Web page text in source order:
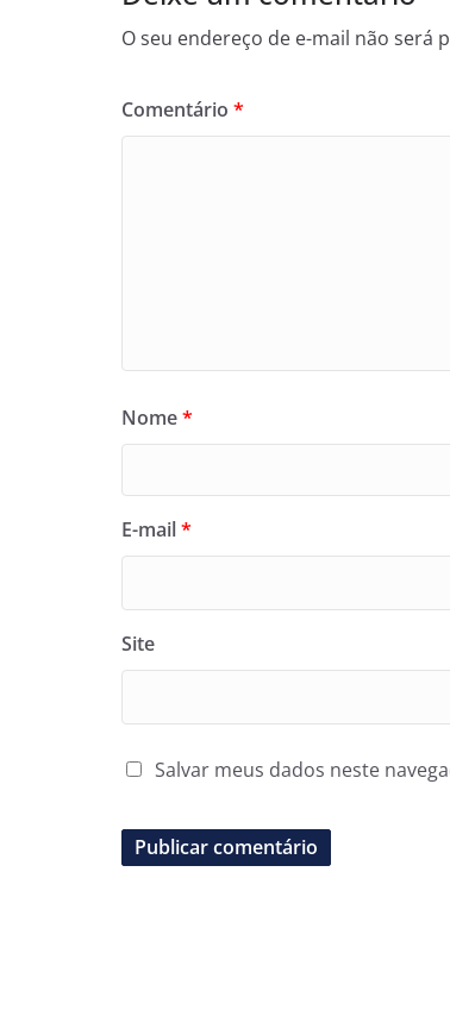
O seu endereço de e-mail não será
Comentário *
Nome*
E-mail*
Site
Salvar meus dados neste